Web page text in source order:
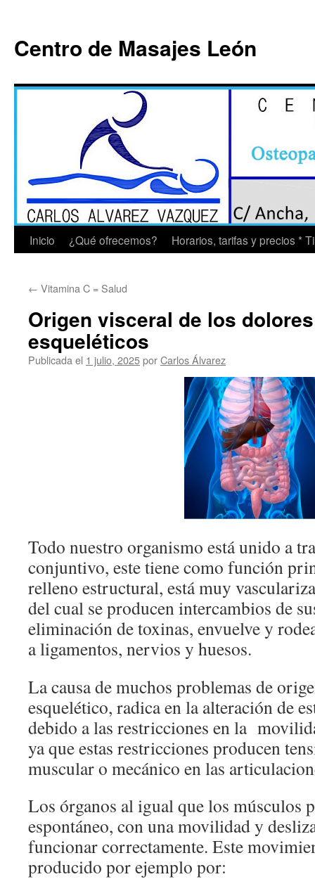
contenido
Centro de Masajes León
Inicio ¿Qué ofrecemos? Horarios, tarifas y precios *
← Vitamina C = Salud
Origen visceral de los
esqueléticos
Publicada el 1 julio, 2025porCarlos Álvarez
Todo nuestro organismo está unido a
conjuntivo, este tiene como función
relleno estructural, está muy
del cual se producen intercambios de
eliminación de toxinas, envuelve y
a ligamentos, nervios y huesos.
La causa de muchos problemas de
esquelético, radica en la alteración de
debido a las restricciones en la
ya que estas restricciones producen
muscular o mecánico en las
Los órganos al igual que los músculos
espontáneo, con una movilidad y
funcionar correctamente. Este
producido por ejemplo por: